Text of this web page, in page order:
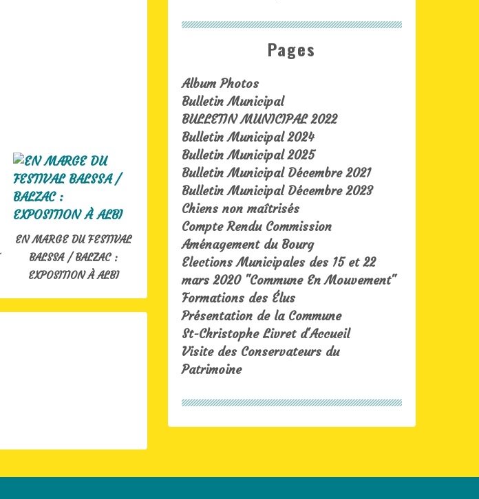
EN MARGE DU FESTIVAL
BALSSA / BALZAC :
EXPOSITION À ALBI
Pages
Album Photos
Bulletin Municipal
BULLETIN MUNICIPAL 2022
Bulletin Municipal 2024
Bulletin Municipal 2025
Bulletin Municipal Décembre 2021
Bulletin Municipal Décembre 2023
Chiens non maîtrisés
Compte Rendu Commission
Aménagement du Bourg
Elections Municipales des 15 et 22
mars 2020 "Commune En Mouvement"
Formations des Élus
Présentation de la Commune
St-Christophe Livret d'Accueil
Visite des Conservateurs du
Patrimoine